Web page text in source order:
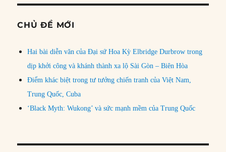
CHỦ ĐỀ MỚI
Hai bài diễn văn của Đại sứ Hoa Kỳ Elbridge Durbrow trong
dịp khởi công và khánh thành xa lộ Sài Gòn – Biên Hòa
Điểm khác biệt trong tư tưởng chiến tranh của Việt Nam,
Trung Quốc, Cuba
‘Black Myth: Wukong’ và sức mạnh mềm của Trung Quốc